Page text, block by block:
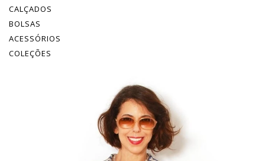
CALÇADOS
BOLSAS
ACESSÓRIOS
COLEÇÕES